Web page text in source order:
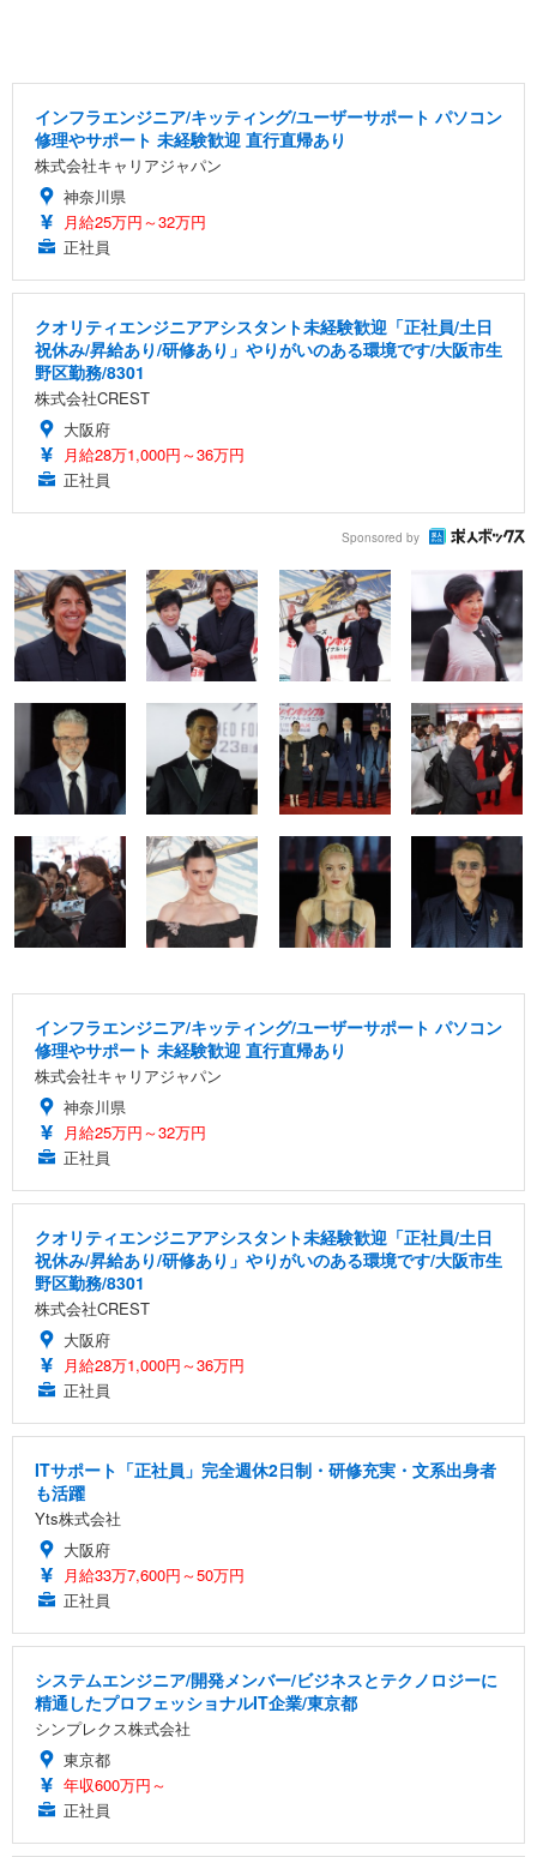
インフラエンジニア/キッティング/ユーザーサポート パソコン
修理やサポート 未経験歓迎 直行直帰あり
株式会社キャリアジャパン
神奈川県
月給25万円～32万円
正社員
クオリティエンジニアアシスタント未経験歓迎「正社員/土日
祝休み/昇給あり/研修あり」やりがいのある環境です/大阪市生
野区勤務/8301
株式会社CREST
大阪府
月給28万1,000円～36万円
正社員
Sponsored by
インフラエンジニア/キッティング/ユーザーサポート パソコン
修理やサポート 未経験歓迎 直行直帰あり
株式会社キャリアジャパン
神奈川県
月給25万円～32万円
正社員
クオリティエンジニアアシスタント未経験歓迎「正社員/土日
祝休み/昇給あり/研修あり」やりがいのある環境です/大阪市生
野区勤務/8301
株式会社CREST
大阪府
月給28万1,000円～36万円
正社員
ITサポート「正社員」完全週休2日制・研修充実・文系出身者
も活躍
Yts株式会社
大阪府
月給33万7,600円～50万円
正社員
システムエンジニア/開発メンバー/ビジネスとテクノロジーに
精通したプロフェッショナルIT企業/東京都
シンプレクス株式会社
東京都
年収600万円～
正社員